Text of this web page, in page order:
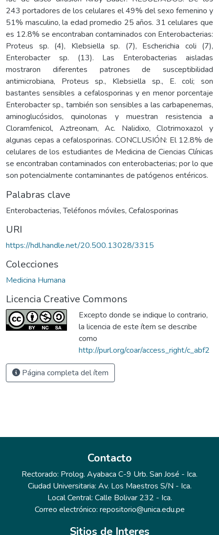
243 portadores de los celulares el 49% del sexo femenino y
51% masculino, la edad promedio 25 años. 31 celulares que
es 12.8% se encontraban contaminados con Enterobacterias:
Proteus sp. (4), Klebsiella sp. (7), Escherichia coli (7),
Enterobacter sp. (13). Las Enterobacterias aisladas
mostraron diferentes patrones de susceptibilidad
antimicrobiana, Proteus sp., Klebsiella sp., E. coli; son
bastantes sensibles a cefalosporinas y en menor porcentaje
Enterobacter sp., también son sensibles a las carbapenemas,
aminoglucósidos, quinolonas y muestran resistencia a
Cloramfenicol, Aztreonam, Ac. Nalidixo, Clotrimoxazol y
algunas cepas a cefalosporinas. CONCLUSIÓN: El 12.8% de
celulares de los estudiantes de Medicina de Ciencias Clínicas
se encontraban contaminados con enterobacterias; por lo que
son potencialmente contaminantes de patógenos entéricos.
Palabras clave
Enterobacterias,Teléfonos móviles, Cefalosporinas
URI
https://hdl.handle.net/20.500.13028/3315
Colecciones
Medicina Humana
Licencia Creative Commons
Excepto donde se indique lo contrario,
la licencia de este ítem se describe
como
http://purl.org/coar/access_right/c_abf2
Página completa del ítem
Contacto
Rectorado: Prolog. Ayabaca C-9 Urb. San José - Ica.
Ciudad Universitaria: Av. Los Maestros S/N - Ica.
Local Central: Calle Bolivar 232 - Ica.
Correo electrónico: repositorio@unica.edu.pe
Sitios de Interes